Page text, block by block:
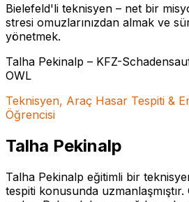
Bielefeld'li teknisyen – net bir
stresi omuzlarınızdan almak ve
yönetmek.
Talha Pekinalp – KFZ-
OWL
Teknisyen, Araç Hasar Tespiti &
Öğrencisi
Talha Pekinalp
Talha Pekinalp eğitimli bir
tespiti konusunda